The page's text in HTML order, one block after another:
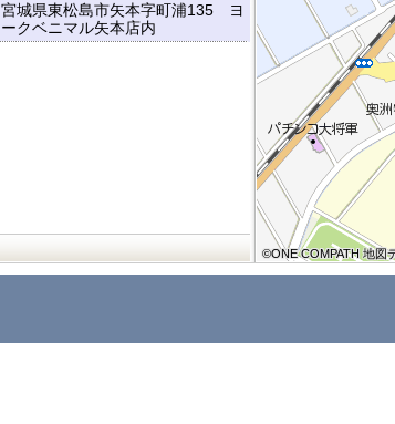
宮城県東松島市矢本字町浦135 ヨ
ークベニマル矢本店内
©ONE COMPATH 地図
©ONE COMPATH 地図
©ONE COMPATH 地図
©ONE COMPATH 地図
©ONE COMPATH 地図
©ONE COMPATH 地図
©ONE COMPATH 地図
©ONE COMPATH 地図
©ONE COMPATH 地図